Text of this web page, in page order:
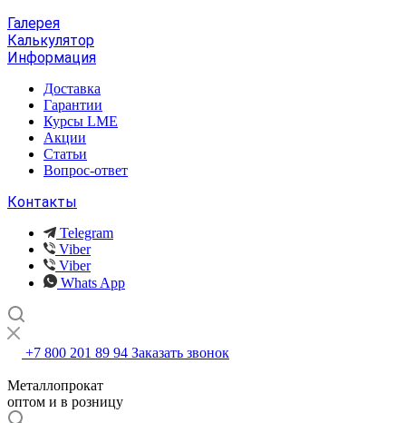
Галерея
Калькулятор
Информация
Доставка
Гарантии
Курсы LME
Акции
Статьи
Вопрос-ответ
Контакты
Telegram
Viber
Viber
Whats App
+7 800 201 89 94 Заказать звонок
Металлопрокат
оптом и в розницу